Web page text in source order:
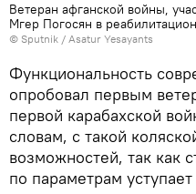
Ветеран афганской войны,
Мгер Погосян в
© Sputnik / Asatur Yesayants
Функциональность
опробовал первым
первой карабахской
словам, с такой
возможностей, так как
по параметрам